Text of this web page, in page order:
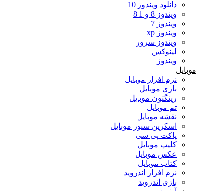
دانلود ویندوز 10
ویندوز 8 و 8.1
ویندوز 7
ویندوز xp
ویندوز سرور
لینوکس
ویندوز
موبایل
نرم افزار موبایل
بازی موبایل
رینگتون موبایل
تم موبایل
نقشه موبایل
اسکرین سیور موبایل
پاکت پی سی
کلیپ موبایل
عکس موبایل
کتاب موبایل
نرم افزار اندروید
بازی اندروید